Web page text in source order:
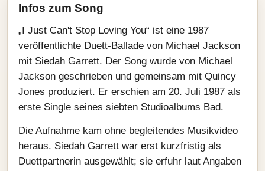
Infos zum Song
„I Just Can't Stop Loving You“ ist eine 1987
veröffentlichte Duett-Ballade von Michael Jackson
mit Siedah Garrett. Der Song wurde von Michael
Jackson geschrieben und gemeinsam mit Quincy
Jones produziert. Er erschien am 20. Juli 1987 als
erste Single seines siebten Studioalbums Bad.
Die Aufnahme kam ohne begleitendes Musikvideo
heraus. Siedah Garrett war erst kurzfristig als
Duettpartnerin ausgewählt; sie erfuhr laut Angaben